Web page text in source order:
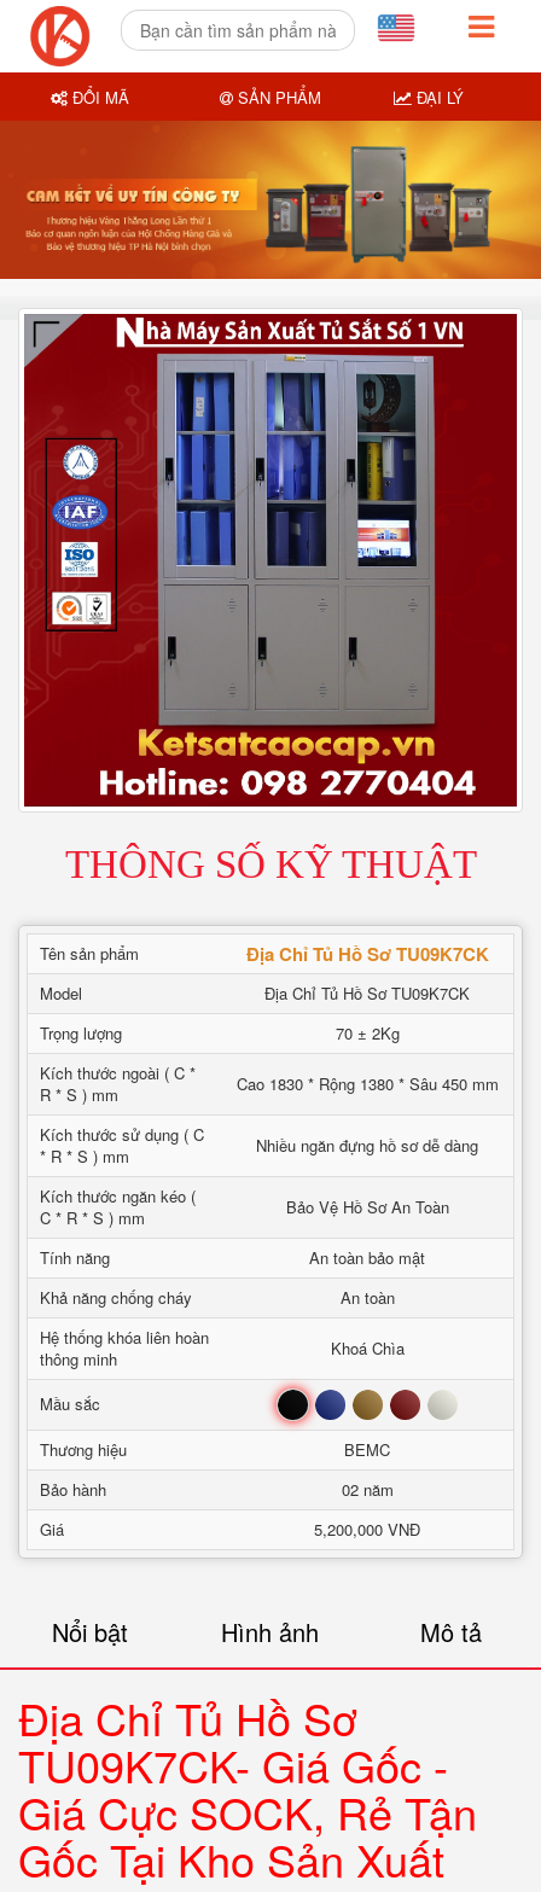
THÔNG SỐ KỸ THUẬT
Tên sản phẩm Địa Chỉ Tủ Hồ Sơ TU09K7CK
Model
Địa Chỉ Tủ Hồ Sơ TU09K7CK
Trọng lượng
70 ± 2Kg
Kích thước ngoài ( C *
R * S ) mm
Cao 1830 * Rộng 1380 * Sâu 450 mm
Kích thước sử dụng ( C
* R * S ) mm
Nhiều ngăn đựng hồ sơ dễ dàng
Kích thước ngăn kéo (
C * R * S ) mm
Bảo Vệ Hồ Sơ An Toàn
Tính năng
An toàn bảo mật
Khả năng chống cháy
An toàn
Hệ thống khóa liên hoàn
thông minh
Khoá Chìa
Mầu sắc Đen Xanh Nâu Đỏ Trắng
Thương hiệu
BEMC
Bảo hành
02 năm
Giá
5,200,000 VNĐ
Nổi bật Hình ảnh Mô tả
Địa Chỉ Tủ Hồ Sơ
TU09K7CK- Giá Gốc -
Giá Cực SOCK, Rẻ Tận
Gốc Tại Kho Sản Xuất
ĐỔI MÃ SẢN PHẨM ĐẠI LÝ